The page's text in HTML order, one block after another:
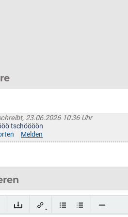
23.06.2026 10:36 Uhr
tschöööön
Melden